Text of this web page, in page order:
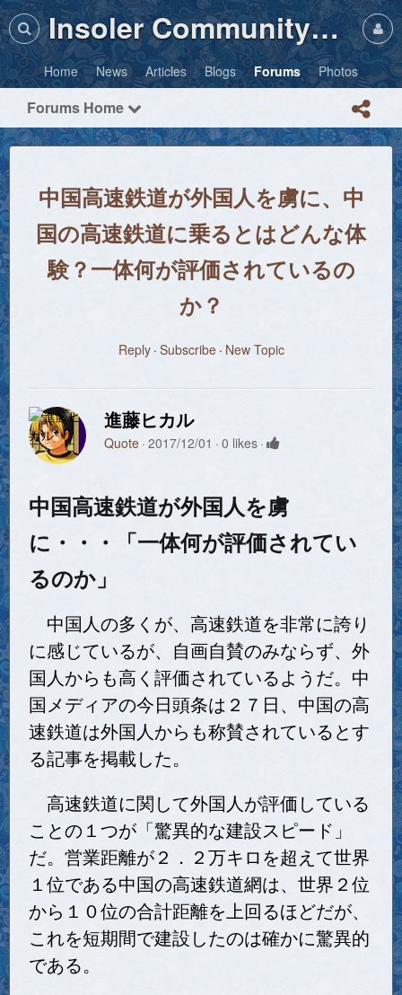
Insoler Community・Photos
Home News Articles Blogs Forums Photos
Forums Home
中国高速鉄道が外国人を虜に、中
国の高速鉄道に乗るとはどんな体
験？一体何が評価されているの
か？
Reply Subscribe New Topic
進藤ヒカル
Quote 2017/12/01 0 likes
中国高速鉄道が外国人を虜
に・・・「一体何が評価されてい
るのか」
中国人の多くが、高速鉄道を非常に誇り
に感じているが、自画自賛のみならず、外
国人からも高く評価されているようだ。中
国メディアの今日頭条は２７日、中国の高
速鉄道は外国人からも称賛されているとす
る記事を掲載した。
高速鉄道に関して外国人が評価している
ことの１つが「驚異的な建設スピード」
だ。営業距離が２．２万キロを超えて世界
１位である中国の高速鉄道網は、世界２位
から１０位の合計距離を上回るほどだが、
これを短期間で建設したのは確かに驚異的
である。